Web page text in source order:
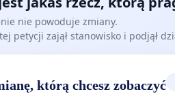
nie powoduje zmiany.
petycji zajął stanowisko i podjął
którą chcesz zobaczyć